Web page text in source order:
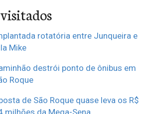
rotatória entre Junqueira e
Mike
destrói ponto de ônibus em
Roque
de São Roque quase leva os R$